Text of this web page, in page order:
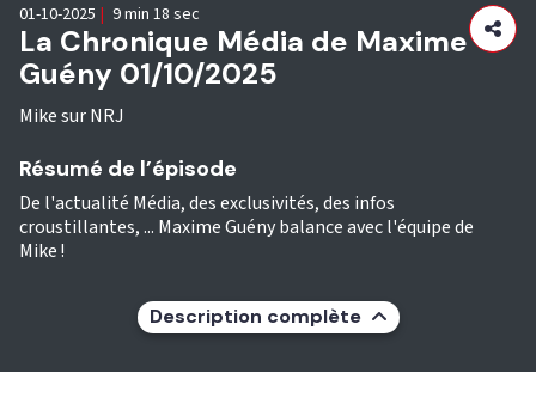
La Chronique Média de Maxime
Guény 01/10/2025
Mike sur NRJ
01-10-2025 | 9 min 18 sec
Résumé de l’épisode
De l'actualité Média, des exclusivités, des infos
croustillantes, ... Maxime Guény balance avec l'équipe de
Mike !
Description complète